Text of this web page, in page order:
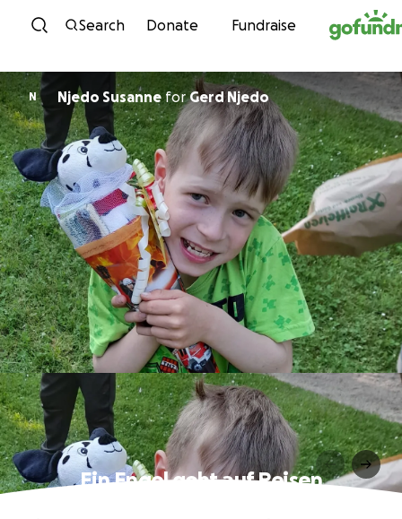
Skip to content
Search Donate Fundraise
N Njedo SusanneforGerd Njedo
Ein Engel geht auf Reisen